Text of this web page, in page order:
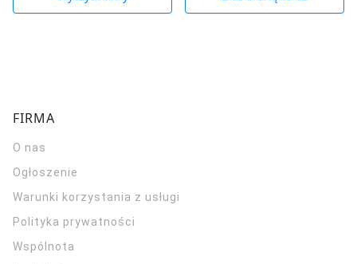
FIRMA
O nas
Ogłoszenie
Warunki korzystania z usługi
Polityka prywatności
Wspólnota